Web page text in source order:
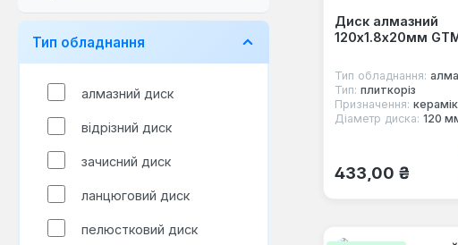
Тип обладнання
алмазний диск
відрізний диск
зачисний диск
ланцюговий диск
пелюстковий диск
Диск алмазний
120х1.8х20мм
Тип обладнання:
Тип: плиткоріз
Призначення: кераміка,
Діаметр диска: 120
Звичайна ціна:
433,00 ₴